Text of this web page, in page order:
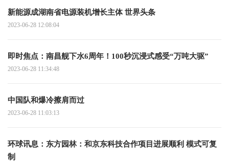
新能源成湖南省电源装机增长主体 世界头条
2023-06-28 12:08:04
即时焦点：南昌舰下水6周年！100秒沉浸式感受“万吨大驱”
2023-06-28 11:34:48
中国队和爆冷擦肩而过
2023-06-28 11:03:13
环球讯息：东方园林：和京东科技合作项目进展顺利 模式可复
制